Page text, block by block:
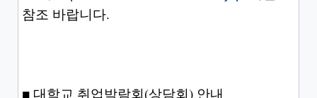
참조 바랍니다.
■ 대학교 취업박람회(상담회) 안내